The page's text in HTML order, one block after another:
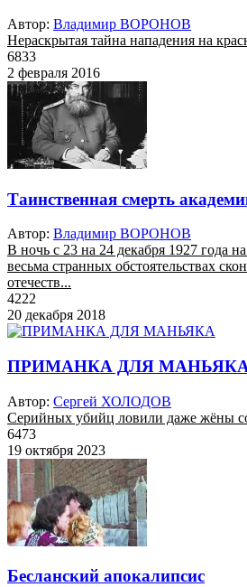
Автор: Владимир ВОРОНОВ
Нераскрытая тайна нападения на
6833
2 февраля 2016
Таинственная смерть
Автор: Владимир ВОРОНОВ
В ночь с 23 на 24 декабря 1927 года
весьма странных обстоятельствах
отечеств...
4222
20 декабря 2018
ПРИМАНКА ДЛЯ
Автор: Сергей ХОЛОДОВ
Серийных убийц ловили даже жёны
6473
19 октября 2023
Бесланский апокалипсис